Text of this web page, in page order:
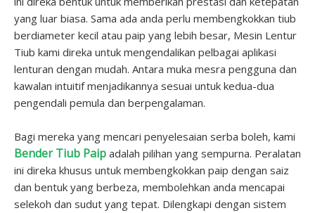
yang luar biasa. Sama ada anda perlu membengkokkan tiub
berdiameter kecil atau paip yang lebih besar, Mesin Lentur
Tiub kami direka untuk mengendalikan pelbagai aplikasi
lenturan dengan mudah. Antara muka mesra pengguna dan
kawalan intuitif menjadikannya sesuai untuk kedua-dua
pengendali pemula dan berpengalaman.
Bagi mereka yang mencari penyelesaian serba boleh, kami
Bender Tiub Paip adalah pilihan yang sempurna. Peralatan
ini direka khusus untuk membengkokkan paip dengan saiz
dan bentuk yang berbeza, membolehkan anda mencapai
selekoh dan sudut yang tepat. Dilengkapi dengan sistem